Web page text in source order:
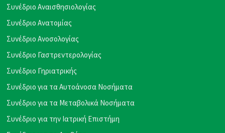
Συνέδριο Αναισθησιολογίας
Συνέδριο Ανατομίας
Συνέδριο Ανοσολογίας
Συνέδριο Γαστρεντερολογίας
Συνέδριο Γηριατρικής
Συνέδριο για τα Αυτοάνοσα Νοσήματα
Συνέδριο για τα Μεταβολικά Νοσήματα
Συνέδριο για την Ιατρική Επιστήμη